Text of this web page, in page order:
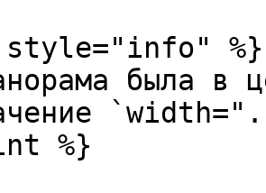
%}
была в
%}